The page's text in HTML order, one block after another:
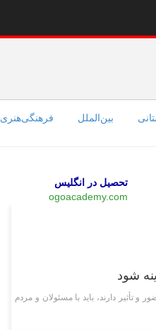
بین‌الملل فرهنگی‌هنری
تحصیل در انگلیس
ogoacademy.com
شود
دارند، باید با مسئولان و مردم